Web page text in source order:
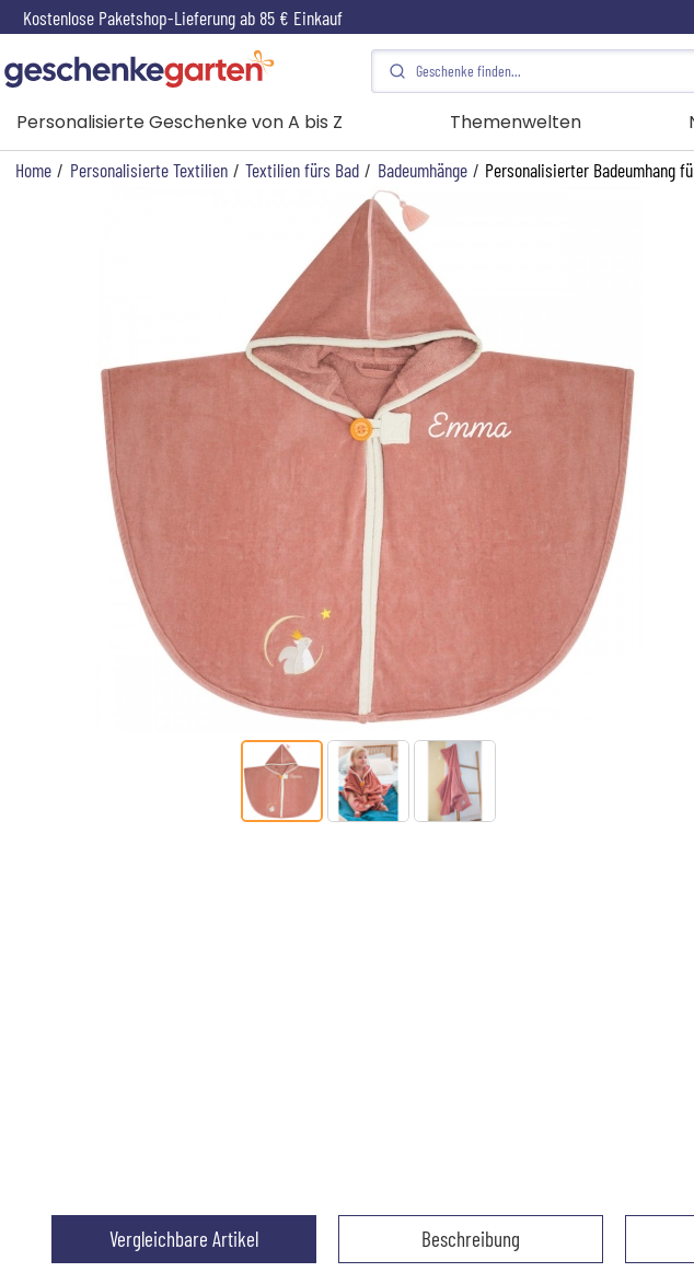
Kostenlose Paketshop-Lieferung ab 85 € Einkauf
Personalisierte Geschenke von A bis Z Themenwelten
Home / Personalisierte Textilien / Textilien fürs Bad / Badeumhänge / Personalisierter Badeumhang
Vergleichbare Artikel Beschreibung